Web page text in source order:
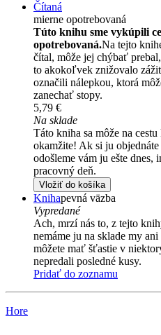
Čítaná
mierne opotrebovaná
Túto knihu sme vykúpili
opotrebovaná.Na tejto
čítal, môže jej chýbať
to akokoľvek znižovalo
označili nálepkou, ktorá
zanechať stopy.
5,79 €
Na sklade
Táto kniha sa môže na
okamžite! Ak si ju
odošleme vám ju ešte dnes,
pracovný deň.
Vložiť do košíka
Knihapevná väzba
Vypredané
Ach, mrzí nás to, z tejto
nemáme ju na sklade my
môžete mať šťastie v
nepredali posledné kusy.
Pridať do zoznamu
Hore